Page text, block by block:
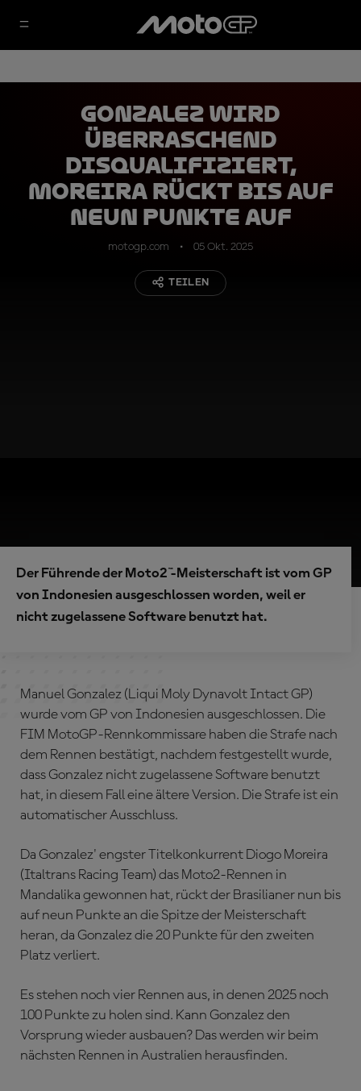
Gonzalez wird
überraschend
disqualifiziert,
Moreira rückt bis auf
neun Punkte auf
motogp.com 05 Okt. 2025
TEILEN
Der Führende der Moto2™-Meisterschaft ist vom GP
von Indonesien ausgeschlossen worden, weil er
nicht zugelassene Software benutzt hat.
Manuel Gonzalez (Liqui Moly Dynavolt Intact GP)
wurde vom GP von Indonesien ausgeschlossen. Die
FIM MotoGP-Rennkommissare haben die Strafe nach
dem Rennen bestätigt, nachdem festgestellt wurde,
dass Gonzalez nicht zugelassene Software benutzt
hat, in diesem Fall eine ältere Version. Die Strafe ist ein
automatischer Ausschluss.
Da Gonzalez' engster Titelkonkurrent Diogo Moreira
(Italtrans Racing Team) das Moto2-Rennen in
Mandalika gewonnen hat, rückt der Brasilianer nun bis
auf neun Punkte an die Spitze der Meisterschaft
heran, da Gonzalez die 20 Punkte für den zweiten
Platz verliert.
Es stehen noch vier Rennen aus, in denen 2025 noch
100 Punkte zu holen sind. Kann Gonzalez den
Vorsprung wieder ausbauen? Das werden wir beim
nächsten Rennen in Australien herausfinden.